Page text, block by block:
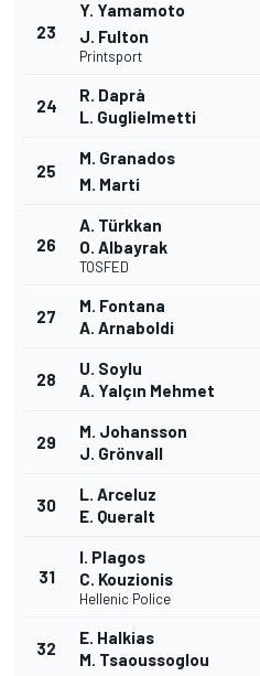
23
Y. Yamamoto
J. Fulton
Printsport
24
R. Daprà
L. Guglielmetti
25
M. Granados
M. Marti
26
A. Türkkan
O. Albayrak
TOSFED
27
M. Fontana
A. Arnaboldi
28
U. Soylu
A. Yalçın Mehmet
29
M. Johansson
J. Grönvall
30
L. Arceluz
E. Queralt
31
I. Plagos
C. Kouzionis
Hellenic Police
32
E. Halkias
M. Tsaoussoglou